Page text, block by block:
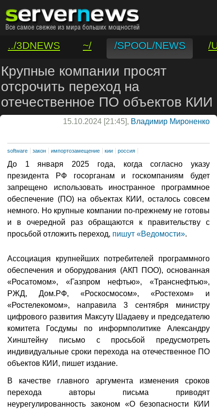
../3DNEWS ~/ /SPOOL/NEWS
/
/VAR/CONTACT
Крупные компании просят
отсрочить переход на
отечественное ПО объектов КИИ
15.10.2024 [21:45], Владимир Мироненко
software закон импортозамещение кии россия
До 1 января 2025 года, когда согласно указу
президента РФ госорганам и госкомпаниям будет
запрещено использовать иностранное программное
обеспечение (ПО) на объектах КИИ, осталось совсем
немного. Но крупные компании по-прежнему не готовы
и в очередной раз обращаются к правительству с
просьбой отложить переход, пишут «Ведомости».
Ассоциация крупнейших потребителей программного
обеспечения и оборудования (АКП ПОО), основанная
«Росатомом», «Газпром нефтью», «Транснефтью»,
РЖД, Дом.РФ, «Роскосмосом», «Ростехом» и
«Ростелекомом», направила 3 сентября министру
цифрового развития Максуту Шадаеву и председателю
комитета Госдумы по информполитике Александру
Хинштейну письмо с просьбой предусмотреть
индивидуальные сроки перехода на отечественное ПО
объектов КИИ, пишет издание.
В качестве главного аргумента изменения сроков
перехода авторы письма приводят
неурегулированность законом «О безопасности КИИ